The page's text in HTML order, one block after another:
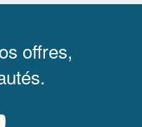
offres,